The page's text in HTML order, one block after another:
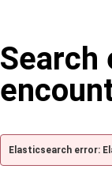
Search
Elasticsearch error: